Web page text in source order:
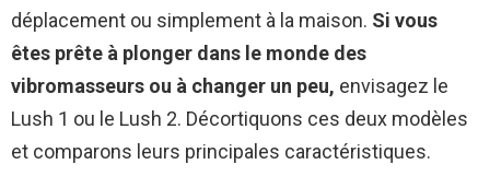
déplacement ou simplement à la maison. Si vous
êtes prête à plonger dans le monde des
vibromasseurs ou à changer un peu, envisagez le
Lush 1 ou le Lush 2. Décortiquons ces deux modèles
et comparons leurs principales caractéristiques.